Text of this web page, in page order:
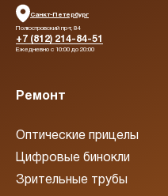
Санкт-Петербург
Полюстровский пр-т, 84
+7 (812) 214-84-51
Ежедневно с 10:00 до 20:00
Ремонт
Оптические прицелы
Цифровые бинокли
Зрительные трубы